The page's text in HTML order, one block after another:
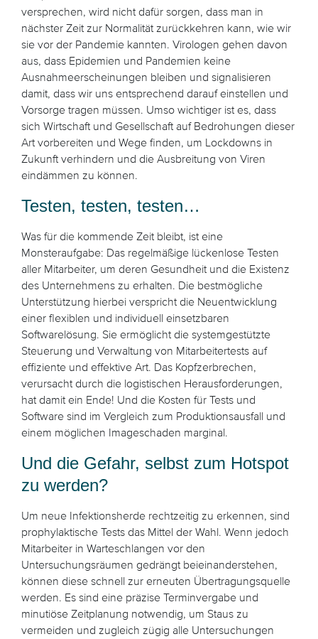
versprechen, wird nicht dafür sorgen, dass man in
nächster Zeit zur Normalität zurückkehren kann, wie wir
sie vor der Pandemie kannten. Virologen gehen davon
aus, dass Epidemien und Pandemien keine
Ausnahmeerscheinungen bleiben und signalisieren
damit, dass wir uns entsprechend darauf einstellen und
Vorsorge tragen müssen. Umso wichtiger ist es, dass
sich Wirtschaft und Gesellschaft auf Bedrohungen dieser
Art vorbereiten und Wege finden, um Lockdowns in
Zukunft verhindern und die Ausbreitung von Viren
eindämmen zu können.
Testen, testen, testen…
Was für die kommende Zeit bleibt, ist eine
Monsteraufgabe: Das regelmäßige lückenlose Testen
aller Mitarbeiter, um deren Gesundheit und die Existenz
des Unternehmens zu erhalten. Die bestmögliche
Unterstützung hierbei verspricht die Neuentwicklung
einer flexiblen und individuell einsetzbaren
Softwarelösung. Sie ermöglicht die systemgestützte
Steuerung und Verwaltung von Mitarbeitertests auf
effiziente und effektive Art. Das Kopfzerbrechen,
verursacht durch die logistischen Herausforderungen,
hat damit ein Ende! Und die Kosten für Tests und
Software sind im Vergleich zum Produktionsausfall und
einem möglichen Imageschaden marginal.
Und die Gefahr, selbst zum Hotspot
zu werden?
Um neue Infektionsherde rechtzeitig zu erkennen, sind
prophylaktische Tests das Mittel der Wahl. Wenn jedoch
Mitarbeiter in Warteschlangen vor den
Untersuchungsräumen gedrängt beieinanderstehen,
können diese schnell zur erneuten Übertragungsquelle
werden. Es sind eine präzise Terminvergabe und
minutiöse Zeitplanung notwendig, um Staus zu
vermeiden und zugleich zügig alle Untersuchungen